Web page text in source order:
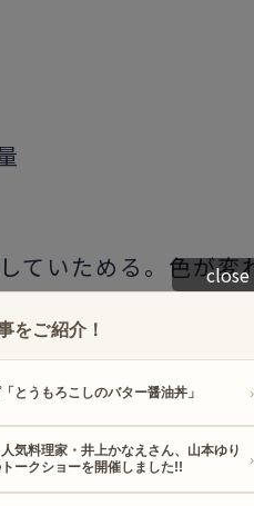
ていためる。色が変
するまでいためる。
油小さじ2を入れ、
❶の半量を包んで皿に
もう一つ作る。
close